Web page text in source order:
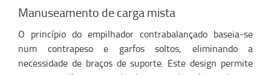
Manuseamento de carga mista
O princípio do empilhador contrabalançado baseia-se
num contrapeso e garfos soltos, eliminando a
necessidade de braços de suporte. Este design permite